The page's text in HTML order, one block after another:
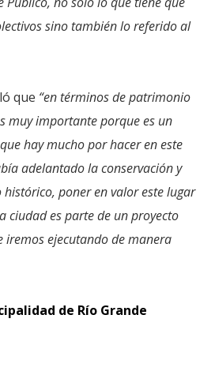
sino también lo referido al
que “en términos de patrimonio
muy importante porque es un
hay mucho por hacer en este
adelantado la conservación y
poner en valor este lugar
ciudad es parte de un proyecto
ejecutando de manera
de Río Grande